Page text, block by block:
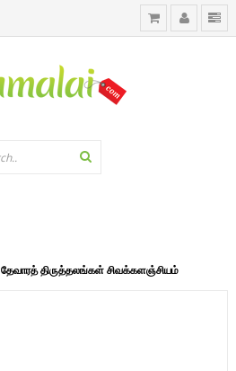
தேவாரத் திருத்தலங்கள் சிவக்களஞ்சியம்